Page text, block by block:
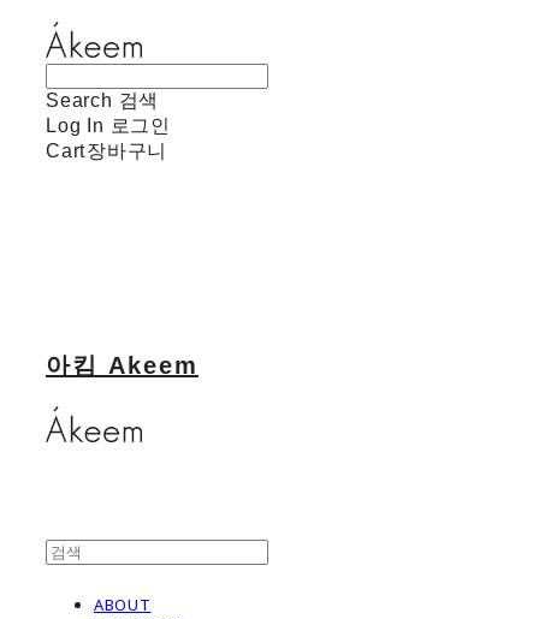
Search 검색
Log In 로그인
Cart장바구니
아킴 Akeem
ABOUT